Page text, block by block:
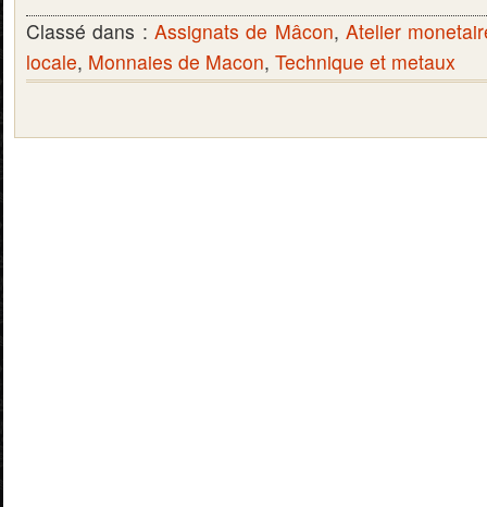
Classé dans : Assignats de Mâcon, Atelier
locale, Monnaies de Macon, Technique et metaux